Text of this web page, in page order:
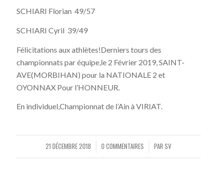
SCHIARI Florian 49/57
SCHIARI Cyril 39/49
Félicitations aux athlètes!Derniers tours des
championnats par équipe,le 2 Février 2019, SAINT-
AVE(MORBIHAN) pour la NATIONALE 2 et
OYONNAX Pour l’HONNEUR.
En individuel,Championnat de l’Ain à VIRIAT.
21 DÉCEMBRE 2018
/ 0 COMMENTAIRES
/ PAR SV